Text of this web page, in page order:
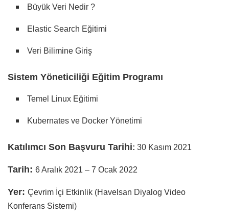
Büyük Veri Nedir ?
Elastic Search Eğitimi
Veri Bilimine Giriş
Sistem Yöneticiliği Eğitim Programı
Temel Linux Eğitimi
Kubernates ve Docker Yönetimi
Katılımcı Son Başvuru Tarihi: 30 Kasım 2021
Tarih: 6 Aralık 2021 – 7 Ocak 2022
Yer: Çevrim İçi Etkinlik (Havelsan Diyalog Video
Konferans Sistemi)